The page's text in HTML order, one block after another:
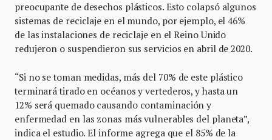
preocupante de desechos plásticos. Esto colapsó algunos
sistemas de reciclaje en el mundo, por ejemplo, el 46%
de las instalaciones de reciclaje en el Reino Unido
redujeron o suspendieron sus servicios en abril de 2020.
“Si no se toman medidas, más del 70% de este plástico
terminará tirado en océanos y vertederos, y hasta un
12% será quemado causando contaminación y
enfermedad en las zonas más vulnerables del planeta”,
indica el estudio. El informe agrega que el 85% de la